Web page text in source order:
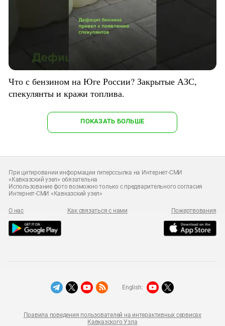
Что с бензином на Юге России? Закрытые АЗС,
спекулянты и кражи топлива.
ПОКАЗАТЬ БОЛЬШЕ
При цитировании информации гиперссылка на Интернет-СМИ
«Кавказский узел» обязательна
Использование фото возможно только с предварительного согласия
Интернет-СМИ «Кавказский узел»
О нас Как связаться с нами Пожертвования
Правила поведения пользователей на интерактивных сервисах
Кавказского Узла
English: